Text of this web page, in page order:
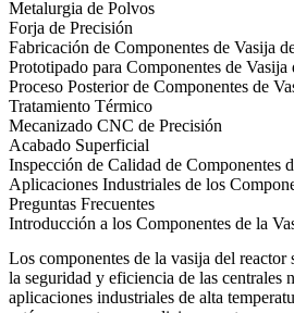
Metalurgia de Polvos
Forja de Precisión
Fabricación de Componentes de Vasija
Prototipado para Componentes de Vasija
Proceso Posterior de Componentes de
Tratamiento Térmico
Mecanizado CNC de Precisión
Acabado Superficial
Inspección de Calidad de Componentes
Aplicaciones Industriales de los
Preguntas Frecuentes
Introducción a los Componentes de la
Los componentes de la vasija del reactor
la seguridad y eficiencia de las centrales
aplicaciones industriales de alta